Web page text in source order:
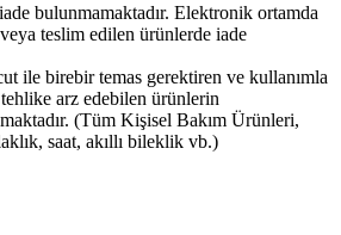
bulunmamaktadır. Elektronik ortamda
teslim edilen ürünlerde iade
ile birebir temas gerektiren ve kullanımla
tehlike arz edebilen ürünlerin
(Tüm Kişisel Bakım Ürünleri,
saat, akıllı bileklik vb.)